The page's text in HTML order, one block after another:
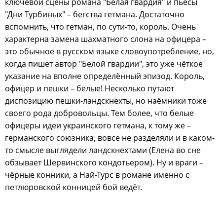
"Дни Турбиных" – бегства гетмана. Достаточно
вспомнить, что гетман, по сути-то, король. Очень
характерна замена шахматного слона на офицера –
это обычное в русском языке словоупотребление, но,
когда пишет автор "Белой гвардии", это уже чёткое
указание на вполне определённый эпизод. Король,
офицер и пешки – белые! Несколько путают
диспозицию пешки-ландскнехты, но наёмники тоже
своего рода добровольцы. Тем более, что белые
офицеры идеи украинского гетмана, к тому же –
германского союзника, вовсе не разделяли и в каком-
то смысле выглядели ландскнехтами (Елена во сне
обзывает Шервинского кондотьером). Ну и враги –
чёрные конники, а Най-Турс в романе именно с
петлюровской конницей бой ведёт.